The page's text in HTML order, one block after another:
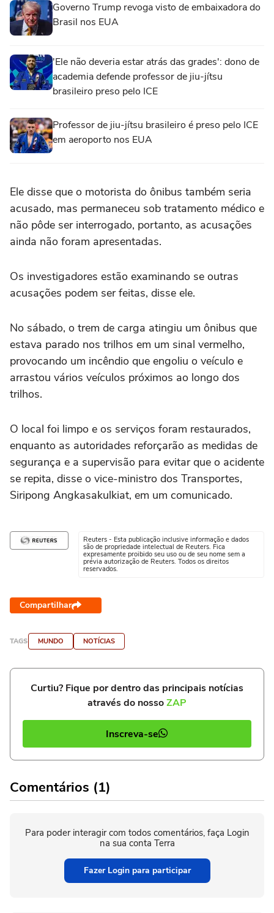
Governo Trump revoga visto de embaixadora do
Brasil nos EUA
'Ele não deveria estar atrás das grades': dono de
academia defende professor de jiu-jítsu
brasileiro preso pelo ICE
Professor de jiu-jítsu brasileiro é preso pelo ICE
em aeroporto nos EUA
Ele disse que ‌o motorista do ônibus também ‌seria
acusado, ⁠mas permaneceu ⁠sob tratamento médico e
não pôde ser ⁠interrogado, ‌portanto, as acusações
‌ainda não foram apresentadas.
Os investigadores estão examinando se outras
acusações podem ser feitas, disse ele.
No ⁠sábado, o trem de carga atingiu um ônibus que
estava parado nos trilhos em um sinal ‌vermelho,
provocando um incêndio que engoliu o veículo e
arrastou vários veículos ⁠próximos ao longo dos
trilhos.
O local foi limpo e os serviços foram restaurados,
enquanto as autoridades reforçarão as medidas de
segurança e a supervisão para evitar que o acidente
se repita, disse o vice-ministro dos Transportes,
Siripong Angkasakulkiat, em um comunicado.
Reuters - Esta publicação inclusive informação e dados
são de propriedade intelectual de Reuters. Fica
expresamente proibido seu uso ou de seu nome sem a
prévia autorização de Reuters. Todos os direitos
reservados.
Compartilhar
TAGS MUNDO NOTÍCIAS
Curtiu? Fique por dentro das principais notícias
através do nossoZAP
Inscreva-se
Comentários (1)
Para poder interagir com todos comentários, faça Login
na sua conta Terra
Fazer Login para participar